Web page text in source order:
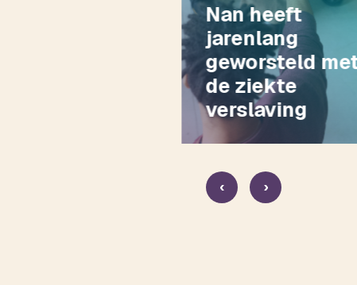
Nan heeft
jarenlang
geworsteld met
de ziekte
verslaving
‹ ›